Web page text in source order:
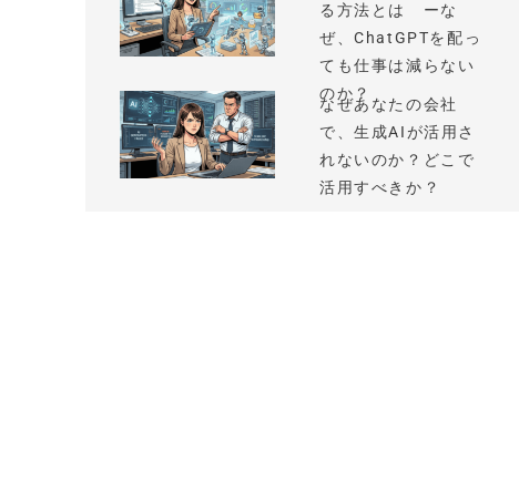
る方法とは ーな
ぜ、ChatGPTを配っ
ても仕事は減らない
のか？
なぜあなたの会社
で、生成AIが活用さ
れないのか？どこで
活用すべきか？